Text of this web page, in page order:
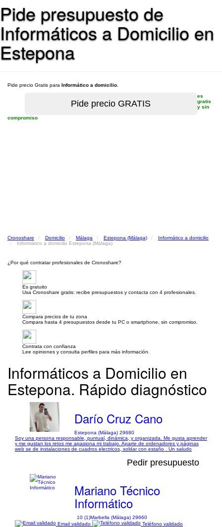
Pide presupuesto de
Informáticos a Domicilio en
Estepona
Pide precio Gratis para Informático a domicilio
es
gratis
y sin
compromiso
Cronoshare Domicilio Málaga Estepona (Málaga)
Informático a domicilio
Informático a domicilio Estepona (Málaga)
¿Por qué contratar profesionales de Cronoshare?
Es gratuito
Usa Cronoshare gratis: recibe presupuestos y contacta con 4 profesionales.
Compara precios de tu zona
Compara hasta 4 presupuestos desde tu PC o smartphone, sin compromiso.
Contrata con confianza
Lee opiniones y consulta perfiles para más información.
Informáticos a Domicilio en
Estepona. Rápido diagnóstico
Darío Cruz Cano
Estepona (Málaga) 29680
Soy una persona responsable, puntual, dinámica, y organizada. Me gusta aprender
y me gustan los retos me apasiona mi trabajo. Aparte de ordenadores y páginas
web se de instalaciones de cuadros electricos, soldar con estaño . Un saludo
Pedir presupuesto
Mariano Técnico
Informático
10 (1)Marbella (Málaga) 29660
Email validado
Teléfono validado